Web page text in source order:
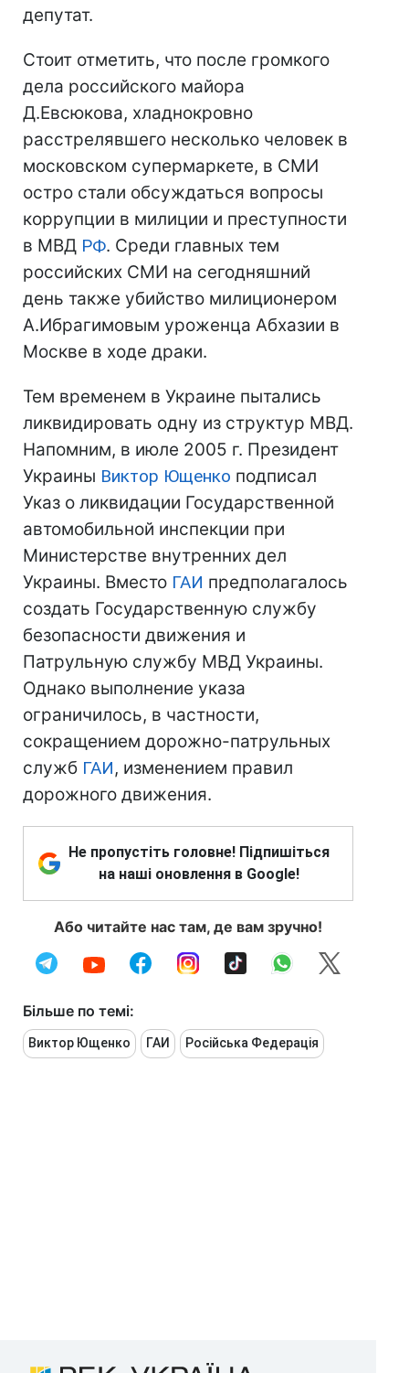
депутат.
Стоит отметить, что после громкого
дела российского майора
Д.Евсюкова, хладнокровно
расстрелявшего несколько человек в
московском супермаркете, в СМИ
остро стали обсуждаться вопросы
коррупции в милиции и преступности
в МВД РФ. Среди главных тем
российских СМИ на сегодняшний
день также убийство милиционером
А.Ибрагимовым уроженца Абхазии в
Москве в ходе драки.
Тем временем в Украине пытались
ликвидировать одну из структур МВД.
Напомним, в июле 2005 г. Президент
Украины Виктор Ющенко подписал
Указ о ликвидации Государственной
автомобильной инспекции при
Министерстве внутренних дел
Украины. Вместо ГАИ предполагалось
создать Государственную службу
безопасности движения и
Патрульную службу МВД Украины.
Однако выполнение указа
ограничилось, в частности,
сокращением дорожно-патрульных
служб ГАИ, изменением правил
дорожного движения.
Не пропустіть головне! Підпишіться
на наші оновлення в Google!
Або читайте нас там, де вам зручно!
Більше по темі:
Виктор Ющенко ГАИ Російська Федерація